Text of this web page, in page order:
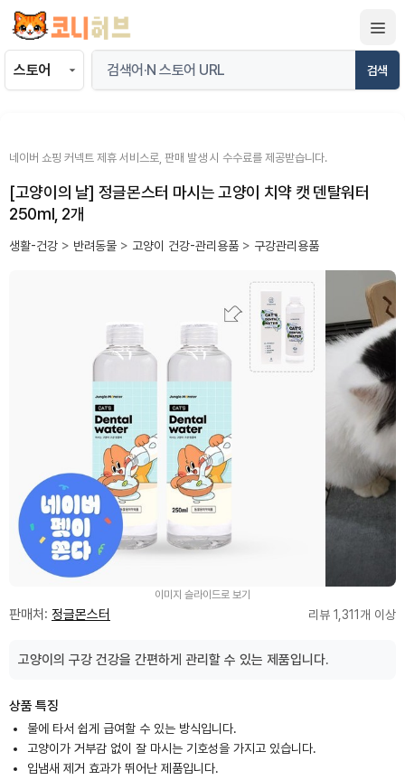
츠
검색
네이버 쇼핑 커넥트 제휴 서비스로, 판매 발생 시 수수료를 제공받습니다.
[고양이의 날] 정글몬스터 마시는 고양이 치약 캣 덴탈워터
250ml, 2개
생활-건강 > 반려동물 > 고양이 건강-관리용품 > 구강관리용품
이미지 슬라이드로 보기
판매처: 정글몬스터 리뷰 1,311개 이상
고양이의 구강 건강을 간편하게 관리할 수 있는 제품입니다.
상품 특징
물에 타서 쉽게 급여할 수 있는 방식입니다.
고양이가 거부감 없이 잘 마시는 기호성을 가지고 있습니다.
입냄새 제거 효과가 뛰어난 제품입니다.